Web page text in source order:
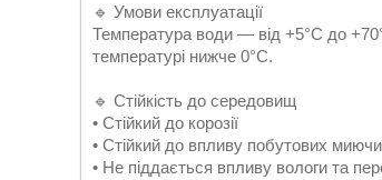
🔹 Умови експлуатації
Температура води — від +5°C до
температурі нижче 0°C.
🔹 Стійкість до середовищ
• Стійкий до корозії
• Стійкий до впливу побутових
• Не піддається впливу вологи та